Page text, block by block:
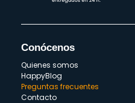
Conócenos
Quienes somos
HappyBlog
Preguntas frecuentes
Contacto